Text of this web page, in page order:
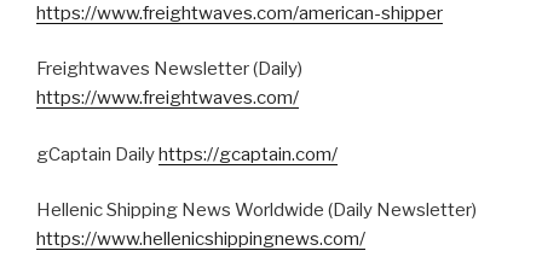
https://www.freightwaves.com/american-shipper
Freightwaves Newsletter (Daily)
https://www.freightwaves.com/
gCaptain Dailyhttps://gcaptain.com/
Hellenic Shipping News Worldwide (Daily Newsletter)
https://www.hellenicshippingnews.com/